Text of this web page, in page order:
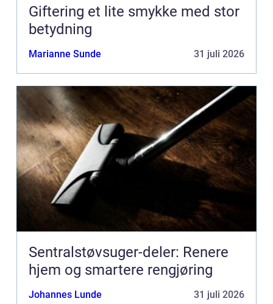
Giftering et lite smykke med stor
betydning
Marianne Sunde 31 juli 2026
Sentralstøvsuger-deler: Renere
hjem og smartere rengjøring
Johannes Lunde 31 juli 2026